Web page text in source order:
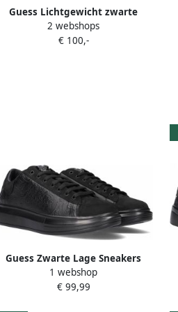
Guess Lichtgewicht zwarte
sneaker van mesh en suède
Black Dames
2 webshops
€ 100,-
Guess Zwarte Lage Sneakers
Salerno
1 webshop
€ 99,99